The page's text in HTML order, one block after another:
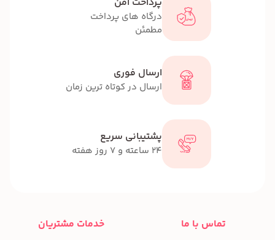
درگاه های پرداخت
مطمئن
ارسال فوری
ارسال در کوتاه ترین زمان
پشتیبانی سریع
24 ساعته و 7 روز هفته
تماس با ما خدمات مشتریان